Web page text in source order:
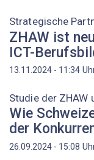
Strategische
ZHAW ist
ICT-
13.11.2024 - 11:34
Studie der ZHAW
Wie
der
26.09.2024 - 15:08